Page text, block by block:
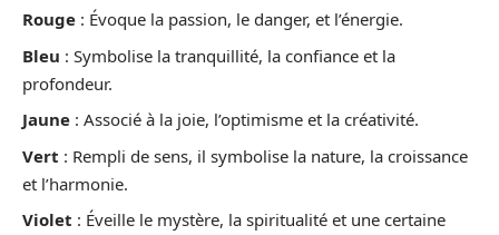
Rouge : Évoque la passion, le danger, et l’énergie.
Bleu : Symbolise la tranquillité, la confiance et la
profondeur.
Jaune : Associé à la joie, l’optimisme et la créativité.
Vert : Rempli de sens, il symbolise la nature, la croissance
et l’harmonie.
Violet : Éveille le mystère, la spiritualité et une certaine